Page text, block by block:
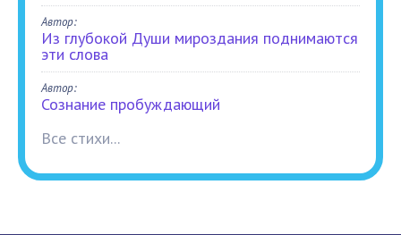
Автор:
Из глубокой Души мироздания поднимаются
эти слова
Автор:
Сознание пробуждающий
Все стихи...